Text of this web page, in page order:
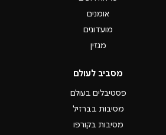
אומנים
מועדונים
מגזין
מסביב לעולם
פסטיבלים בעולם
מסיבות בברזיל
מסיבות בקורפו